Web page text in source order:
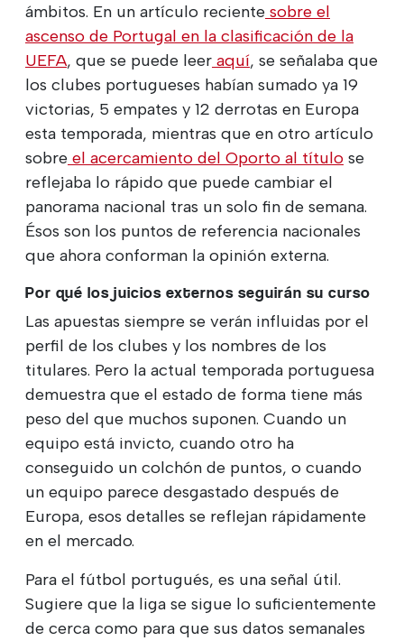
ámbitos. En un artículo reciente sobre el
ascenso de Portugal en la clasificación de la
UEFA, que se puede leer aquí, se señalaba que
los clubes portugueses habían sumado ya 19
victorias, 5 empates y 12 derrotas en Europa
esta temporada, mientras que en otro artículo
sobre el acercamiento del Oporto al título se
reflejaba lo rápido que puede cambiar el
panorama nacional tras un solo fin de semana.
Ésos son los puntos de referencia nacionales
que ahora conforman la opinión externa.
Por qué los juicios externos seguirán su curso
Las apuestas siempre se verán influidas por el
perfil de los clubes y los nombres de los
titulares. Pero la actual temporada portuguesa
demuestra que el estado de forma tiene más
peso del que muchos suponen. Cuando un
equipo está invicto, cuando otro ha
conseguido un colchón de puntos, o cuando
un equipo parece desgastado después de
Europa, esos detalles se reflejan rápidamente
en el mercado.
Para el fútbol portugués, es una señal útil.
Sugiere que la liga se sigue lo suficientemente
de cerca como para que sus datos semanales